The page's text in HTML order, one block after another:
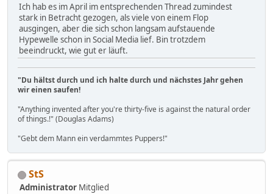
Ich hab es im April im entsprechenden Thread zumindest
stark in Betracht gezogen, als viele von einem Flop
ausgingen, aber die sich schon langsam aufstauende
Hypewelle schon in Social Media lief. Bin trotzdem
beeindruckt, wie gut er läuft.
"Du hältst durch und ich halte durch und nächstes Jahr gehen
wir einen saufen!
"Anything invented after you're thirty-five is against the natural order
of things.!" (Douglas Adams)
"Gebt dem Mann ein verdammtes Puppers!"
StS
Administrator Mitglied